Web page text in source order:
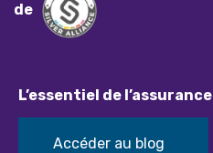
de
L’essentiel de l’assurance
Accéder au blog